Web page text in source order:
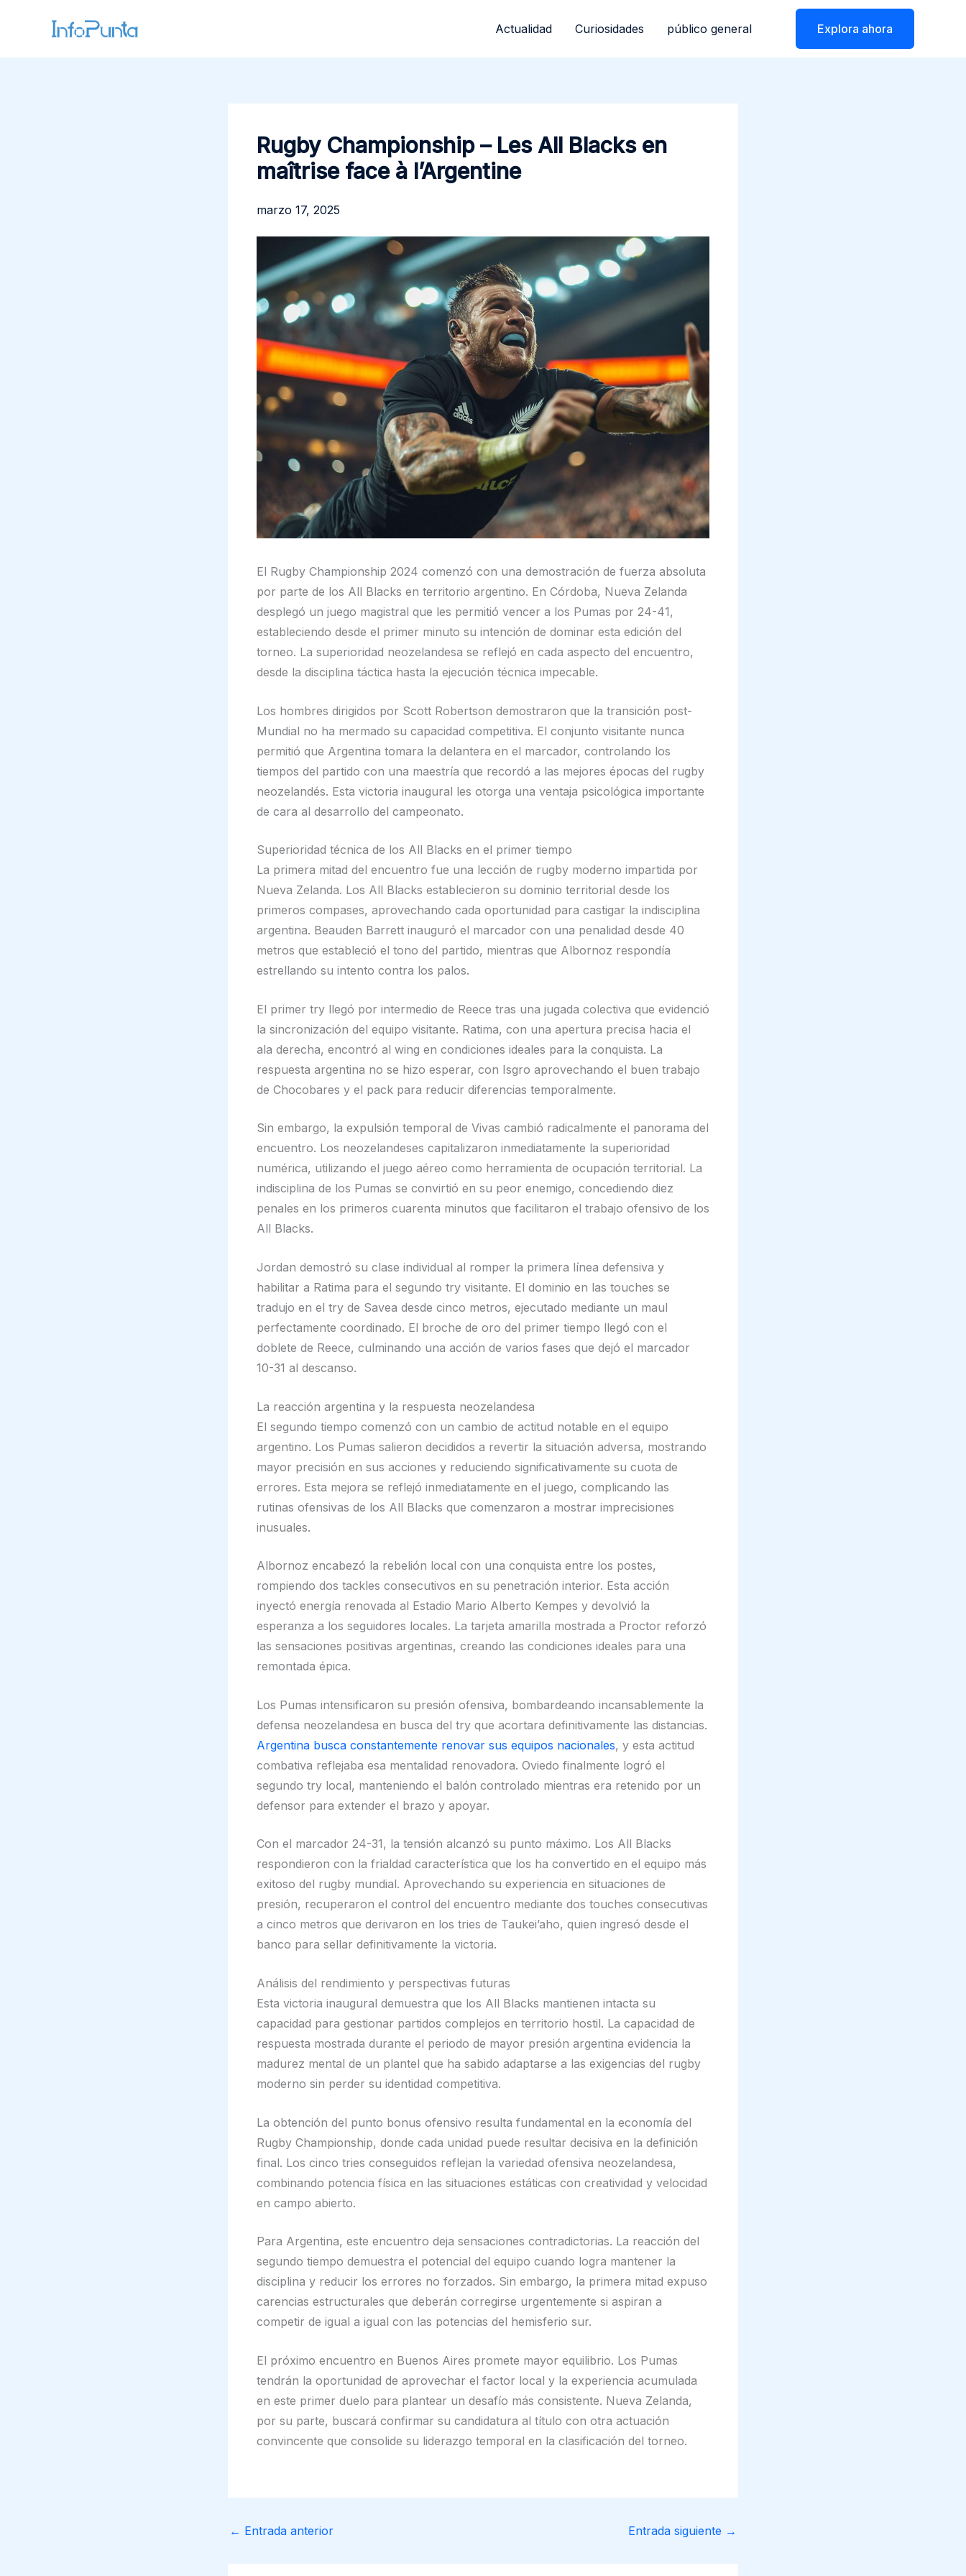
Actualidad Curiosidades público general Explora ahora
Rugby Championship – Les All Blacks en
maîtrise face à l’Argentine
marzo 17, 2025
El Rugby Championship 2024 comenzó con una demostración de fuerza absoluta
por parte de los All Blacks en territorio argentino. En Córdoba, Nueva Zelanda
desplegó un juego magistral que les permitió vencer a los Pumas por 24-41,
estableciendo desde el primer minuto su intención de dominar esta edición del
torneo. La superioridad neozelandesa se reflejó en cada aspecto del encuentro,
desde la disciplina táctica hasta la ejecución técnica impecable.
Los hombres dirigidos por Scott Robertson demostraron que la transición post-
Mundial no ha mermado su capacidad competitiva. El conjunto visitante nunca
permitió que Argentina tomara la delantera en el marcador, controlando los
tiempos del partido con una maestría que recordó a las mejores épocas del rugby
neozelandés. Esta victoria inaugural les otorga una ventaja psicológica importante
de cara al desarrollo del campeonato.
Superioridad técnica de los All Blacks en el primer tiempo
La primera mitad del encuentro fue una lección de rugby moderno impartida por
Nueva Zelanda. Los All Blacks establecieron su dominio territorial desde los
primeros compases, aprovechando cada oportunidad para castigar la indisciplina
argentina. Beauden Barrett inauguró el marcador con una penalidad desde 40
metros que estableció el tono del partido, mientras que Albornoz respondía
estrellando su intento contra los palos.
El primer try llegó por intermedio de Reece tras una jugada colectiva que evidenció
la sincronización del equipo visitante. Ratima, con una apertura precisa hacia el
ala derecha, encontró al wing en condiciones ideales para la conquista. La
respuesta argentina no se hizo esperar, con Isgro aprovechando el buen trabajo
de Chocobares y el pack para reducir diferencias temporalmente.
Sin embargo, la expulsión temporal de Vivas cambió radicalmente el panorama del
encuentro. Los neozelandeses capitalizaron inmediatamente la superioridad
numérica, utilizando el juego aéreo como herramienta de ocupación territorial. La
indisciplina de los Pumas se convirtió en su peor enemigo, concediendo diez
penales en los primeros cuarenta minutos que facilitaron el trabajo ofensivo de los
All Blacks.
Jordan demostró su clase individual al romper la primera línea defensiva y
habilitar a Ratima para el segundo try visitante. El dominio en las touches se
tradujo en el try de Savea desde cinco metros, ejecutado mediante un maul
perfectamente coordinado. El broche de oro del primer tiempo llegó con el
doblete de Reece, culminando una acción de varios fases que dejó el marcador
10-31 al descanso.
La reacción argentina y la respuesta neozelandesa
El segundo tiempo comenzó con un cambio de actitud notable en el equipo
argentino. Los Pumas salieron decididos a revertir la situación adversa, mostrando
mayor precisión en sus acciones y reduciendo significativamente su cuota de
errores. Esta mejora se reflejó inmediatamente en el juego, complicando las
rutinas ofensivas de los All Blacks que comenzaron a mostrar imprecisiones
inusuales.
Albornoz encabezó la rebelión local con una conquista entre los postes,
rompiendo dos tackles consecutivos en su penetración interior. Esta acción
inyectó energía renovada al Estadio Mario Alberto Kempes y devolvió la
esperanza a los seguidores locales. La tarjeta amarilla mostrada a Proctor reforzó
las sensaciones positivas argentinas, creando las condiciones ideales para una
remontada épica.
Los Pumas intensificaron su presión ofensiva, bombardeando incansablemente la
defensa neozelandesa en busca del try que acortara definitivamente las distancias.
Argentina busca constantemente renovar sus equipos nacionales, y esta actitud
combativa reflejaba esa mentalidad renovadora. Oviedo finalmente logró el
segundo try local, manteniendo el balón controlado mientras era retenido por un
defensor para extender el brazo y apoyar.
Con el marcador 24-31, la tensión alcanzó su punto máximo. Los All Blacks
respondieron con la frialdad característica que los ha convertido en el equipo más
exitoso del rugby mundial. Aprovechando su experiencia en situaciones de
presión, recuperaron el control del encuentro mediante dos touches consecutivas
a cinco metros que derivaron en los tries de Taukei’aho, quien ingresó desde el
banco para sellar definitivamente la victoria.
Análisis del rendimiento y perspectivas futuras
Esta victoria inaugural demuestra que los All Blacks mantienen intacta su
capacidad para gestionar partidos complejos en territorio hostil. La capacidad de
respuesta mostrada durante el periodo de mayor presión argentina evidencia la
madurez mental de un plantel que ha sabido adaptarse a las exigencias del rugby
moderno sin perder su identidad competitiva.
La obtención del punto bonus ofensivo resulta fundamental en la economía del
Rugby Championship, donde cada unidad puede resultar decisiva en la definición
final. Los cinco tries conseguidos reflejan la variedad ofensiva neozelandesa,
combinando potencia física en las situaciones estáticas con creatividad y velocidad
en campo abierto.
Para Argentina, este encuentro deja sensaciones contradictorias. La reacción del
segundo tiempo demuestra el potencial del equipo cuando logra mantener la
disciplina y reducir los errores no forzados. Sin embargo, la primera mitad expuso
carencias estructurales que deberán corregirse urgentemente si aspiran a
competir de igual a igual con las potencias del hemisferio sur.
El próximo encuentro en Buenos Aires promete mayor equilibrio. Los Pumas
tendrán la oportunidad de aprovechar el factor local y la experiencia acumulada
en este primer duelo para plantear un desafío más consistente. Nueva Zelanda,
por su parte, buscará confirmar su candidatura al título con otra actuación
convincente que consolide su liderazgo temporal en la clasificación del torneo.
← Entrada anterior Entrada siguiente →